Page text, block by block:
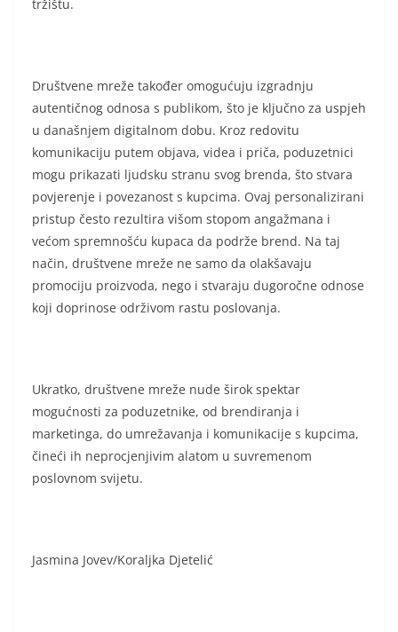
tržištu.
Društvene mreže također omogućuju izgradnju
autentičnog odnosa s publikom, što je ključno za uspjeh
u današnjem digitalnom dobu. Kroz redovitu
komunikaciju putem objava, videa i priča, poduzetnici
mogu prikazati ljudsku stranu svog brenda, što stvara
povjerenje i povezanost s kupcima. Ovaj personalizirani
pristup često rezultira višom stopom angažmana i
većom spremnošću kupaca da podrže brend. Na taj
način, društvene mreže ne samo da olakšavaju
promociju proizvoda, nego i stvaraju dugoročne odnose
koji doprinose održivom rastu poslovanja.
Ukratko, društvene mreže nude širok spektar
mogućnosti za poduzetnike, od brendiranja i
marketinga, do umrežavanja i komunikacije s kupcima,
čineći ih neprocjenjivim alatom u suvremenom
poslovnom svijetu.
Jasmina Jovev/Koraljka Djetelić